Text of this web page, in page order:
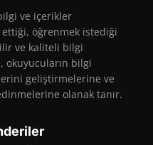
ve içerikler
öğrenmek istediği
ve kaliteli bilgi
okuyucuların bilgi
geliştirmelerine ve
olanak tanır.